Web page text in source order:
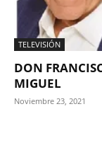
TELEVISIÓN
DON
MIGUEL
Noviembre 23, 2021